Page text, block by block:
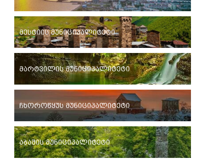
მესტიის მუნიციპალიტეტი
მარტვილის მუნიციპალიტეტი
ჩხოროწყუს მუნიციპალიტეტი
აბაშის მუნიციპალიტეტი